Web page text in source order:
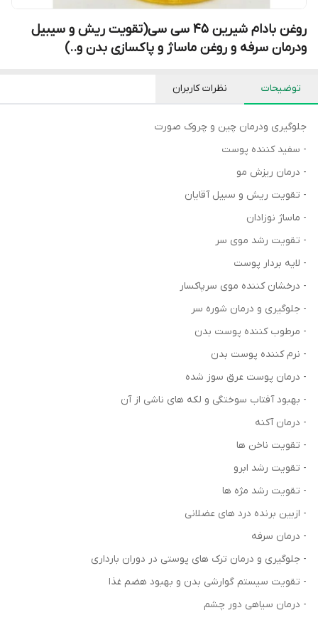
روغن بادام شیرین ۴۵ سی سی(تقویت ریش و سیبیل
ودرمان سرفه و روغن ماساژ و پاکسازی بدن و..)
توضیحات نظرات کاربران
جلوگیری ودرمان چین و چروک صورت
- سفید کننده پوست
- درمان ریزش مو
- تقویت ریش و سبیل آقایان
- ماساژ نوزادان
- تقویت رشد موی سر
- لایه بردار پوست
- درخشان کننده موی سرپاکسار
- جلوگیری و درمان شوره سر
- مرطوب کننده پوست بدن
- نرم کننده پوست بدن
- درمان پوست عرق سوز شده
- بهبود آفتاب سوختگی و لکه های ناشی از آن
- درمان آکنه
- تقویت ناخن ها
- تقویت رشد ابرو
- تقویت رشد مژه ها
- ازبین برنده درد های عضلانی
- درمان سرفه
- جلوگیری و درمان ترک های پوستی در دوران بارداری
- تقویت سیستم گوارشی بدن و بهبود هضم غذا
- درمان سیاهی دور چشم